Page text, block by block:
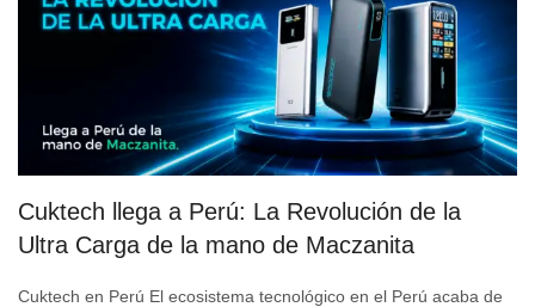
Cuktech llega a Perú: La Revolución de la
Ultra Carga de la mano de Maczanita
Cuktech en Perú El ecosistema tecnológico en el Perú acaba de